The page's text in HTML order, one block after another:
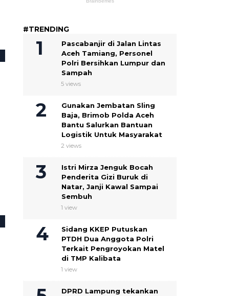
#TRENDING
Pascabanjir di Jalan Lintas
Aceh Tamiang, Personel
Polri Bersihkan Lumpur dan
Sampah
5 views
Gunakan Jembatan Sling
Baja, Brimob Polda Aceh
Bantu Salurkan Bantuan
Logistik Untuk Masyarakat
2 views
Istri Mirza Jenguk Bocah
Penderita Gizi Buruk di
Natar, Janji Kawal Sampai
Sembuh
1 view
Sidang KKEP Putuskan
PTDH Dua Anggota Polri
Terkait Pengroyokan Matel
di TMP Kalibata
1 view
DPRD Lampung tekankan